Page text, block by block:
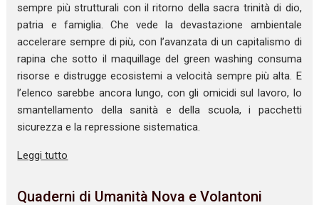
sempre più strutturali con il ritorno della sacra trinità di dio,
patria e famiglia. Che vede la devastazione ambientale
accelerare sempre di più, con l’avanzata di un capitalismo di
rapina che sotto il maquillage del green washing consuma
risorse e distrugge ecosistemi a velocità sempre più alta. E
l’elenco sarebbe ancora lungo, con gli omicidi sul lavoro, lo
smantellamento della sanità e della scuola, i pacchetti
sicurezza e la repressione sistematica.
Leggi tutto
Quaderni di Umanità Nova e Volantoni